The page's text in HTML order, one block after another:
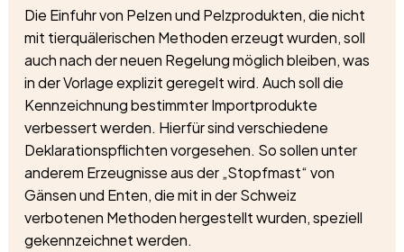
Die Einfuhr von Pelzen und Pelzprodukten, die nicht
mit tierquälerischen Methoden erzeugt wurden, soll
auch nach der neuen Regelung möglich bleiben, was
in der Vorlage explizit geregelt wird. Auch soll die
Kennzeichnung bestimmter Importprodukte
verbessert werden. Hierfür sind verschiedene
Deklarationspflichten vorgesehen. So sollen unter
anderem Erzeugnisse aus der „Stopfmast“ von
Gänsen und Enten, die mit in der Schweiz
verbotenen Methoden hergestellt wurden, speziell
gekennzeichnet werden.